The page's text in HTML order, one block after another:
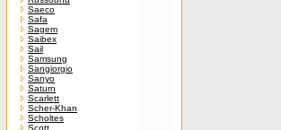
Saeco
Safa
Sagem
Saibex
Sail
Samsung
Sangiorgio
Sanyo
Saturn
Scarlett
Scher-Khan
Scholtes
Scott